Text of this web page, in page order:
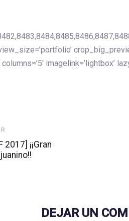
imagelink=’lightbox’
2017] ¡¡Gran
DEJAR UN